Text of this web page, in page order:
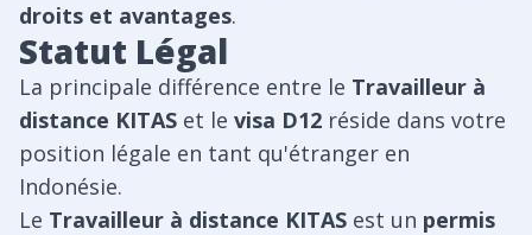
droits et avantages.
Statut Légal
La principale différence entre le Travailleur à
distance KITAS et le visa D12 réside dans votre
position légale en tant qu'étranger en
Indonésie.
Le Travailleur à distance KITAS est un permis